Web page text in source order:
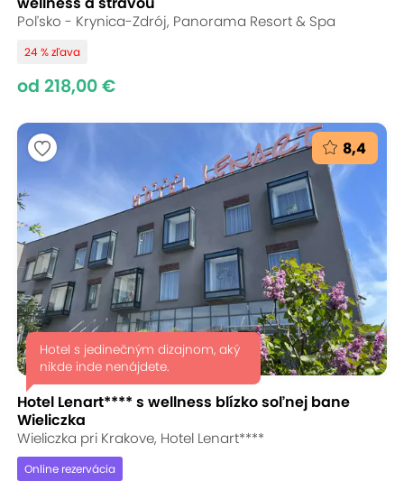
Poľsko - Krynica-Zdrój, Panorama Resort & Spa
24 % zľava
od 218,00 €
8,4
Hotel s jedinečným dizajnom, aký
nikde inde nenájdete.
Hotel Lenart**** s wellness blízko soľnej bane
Wieliczka
Wieliczka pri Krakove, Hotel Lenart****
Online rezervácia